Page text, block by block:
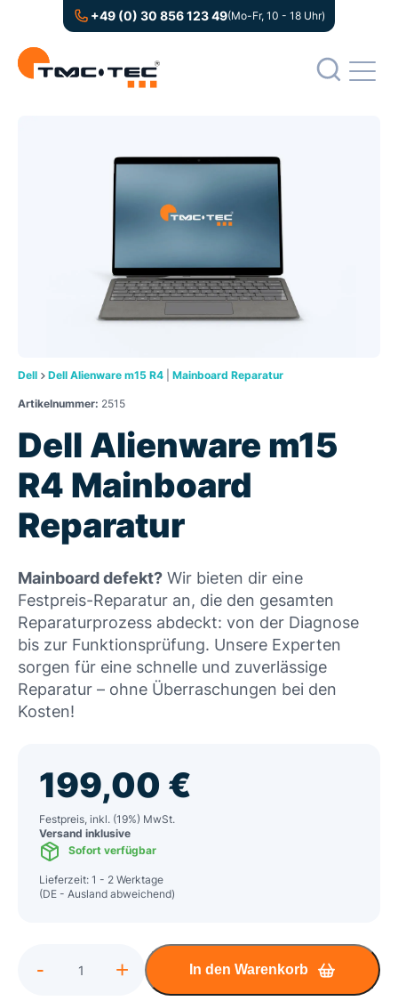
+49 (0) 30 856 123 49(Mo-Fr, 10 - 18 Uhr)
Dell Dell Alienware m15 R4 Mainboard Reparatur
Artikelnummer: 2515
Dell Alienware m15
R4 Mainboard
Reparatur
Mainboard defekt? Wir bieten dir eine
Festpreis-Reparatur an, die den gesamten
Reparaturprozess abdeckt: von der Diagnose
bis zur Funktionsprüfung. Unsere Experten
sorgen für eine schnelle und zuverlässige
Reparatur – ohne Überraschungen bei den
Kosten!
199,00 €
Festpreis, inkl. (19%) MwSt.
Versand inklusive
Sofort verfügbar
Lieferzeit: 1 - 2 Werktage
(DE - Ausland abweichend)
Dell
- + In den Warenkorb